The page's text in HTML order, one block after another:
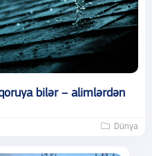
bilər – alimlərdən
Dünya